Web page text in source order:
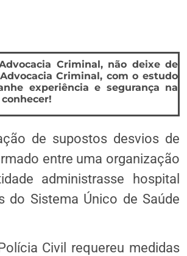
Criminal, não deixe de
Criminal, com o estudo
experiência e segurança na
de supostos desvios de
entre uma organização
administrasse hospital
do Sistema Único de Saúde
Civil requereu medidas